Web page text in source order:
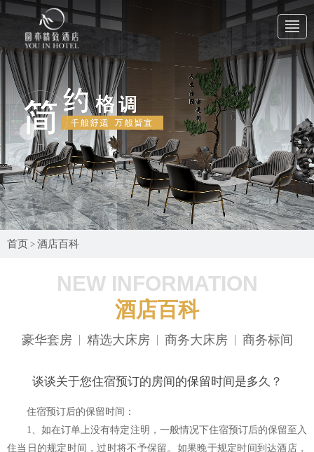
网站首页
房型展示
酒店百科
服务中心
首页 > 酒店百科
NEW INFORMATION
酒店百科
豪华套房 精选大床房 商务大床房 商务标间
谈谈关于您住宿预订的房间的保留时间是多久？
住宿预订后的保留时间：
1、如在订单上没有特定注明，一般情况下住宿预订后的保留至入
住当日的规定时间，过时将不予保留。如果晚于规定时间到达酒店，